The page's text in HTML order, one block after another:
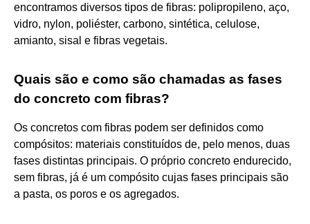
encontramos diversos tipos de fibras: polipropileno, aço,
vidro, nylon, poliéster, carbono, sintética, celulose,
amianto, sisal e fibras vegetais.
Quais são e como são chamadas as fases
do concreto com fibras?
Os concretos com fibras podem ser definidos como
compósitos: materiais constituídos de, pelo menos, duas
fases distintas principais. O próprio concreto endurecido,
sem fibras, já é um compósito cujas fases principais são
a pasta, os poros e os agregados.